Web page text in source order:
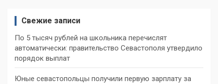
Свежие записи
По 5 тысяч рублей на школьника перечислят
автоматически: правительство Севастополя утвердило
порядок выплат
Юные севастопольцы получили первую зарплату за